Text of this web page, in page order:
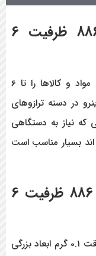
ظرفیت 6
این ترازوی ساخت کشور چین قادر است مواد و کالاها را تا 6
در دسته ترازوهای
که نیاز به دستگاهی
اند بسیار مناسب است
ظرفیت 6
ترازوی MH مدل 886 ظرفیت 6 کیلوگرم دقت 0.1 گرم ابعاد بزرگی